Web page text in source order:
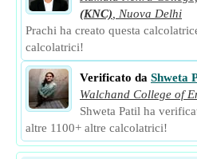
(KNC)
Nuova Delhi
Prachi ha creato questa
calcolatrici!
Verificato da Shweta
Walchand College of
Shweta Patil ha
altre 1100+ altre calcolatrici!